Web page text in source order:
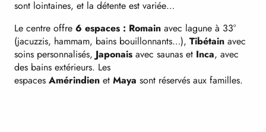
sont lointaines, et la détente est variée…
Le centre offre 6 espaces : Romain avec lagune à 33°
(jacuzzis, hammam, bains bouillonnants…), Tibétain avec
soins personnalisés, Japonais avec saunas et Inca, avec
des bains extérieurs. Les
espaces Amérindien et Maya sont réservés aux familles.